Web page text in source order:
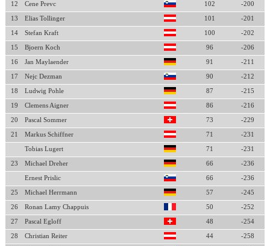
12 Cene Prevc 102 -200
13 Elias Tollinger 101 -201
14 Stefan Kraft 100 -202
15 Bjoern Koch 96 -206
16 Jan Maylaender 91 -211
17 Nejc Dezman 90 -212
18 Ludwig Pohle 87 -215
19 Clemens Aigner 86 -216
20 Pascal Sommer 73 -229
21 Markus Schiffner 71 -231
Tobias Lugert 71 -231
23 Michael Dreher 66 -236
Ernest Prislic 66 -236
25 Michael Herrmann 57 -245
26 Ronan Lamy Chappuis 50 -252
27 Pascal Egloff 48 -254
28 Christian Reiter 44 -258